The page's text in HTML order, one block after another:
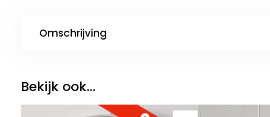
Omschrijving
Bekijk ook...